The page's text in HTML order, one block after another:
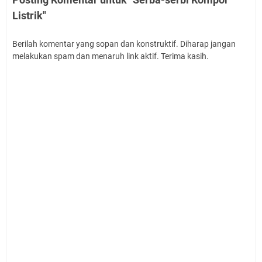
Listrik"
Berilah komentar yang sopan dan konstruktif. Diharap jangan
melakukan spam dan menaruh link aktif. Terima kasih.